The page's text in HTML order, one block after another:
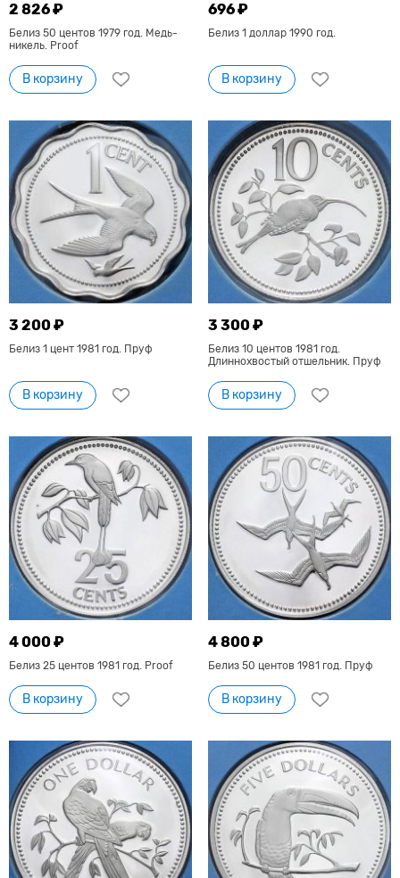
2 826 ₽
Белиз 50 центов 1979 год. Медь-
никель. Proof
В корзину
696 ₽
Белиз 1 доллар 1990 год.
В корзину
3 200 ₽
Белиз 1 цент 1981 год. Пруф
В корзину
3 300 ₽
Белиз 10 центов 1981 год.
Длиннохвостый отшельник. Пруф
В корзину
4 000 ₽
Белиз 25 центов 1981 год. Proof
В корзину
4 800 ₽
Белиз 50 центов 1981 год. Пруф
В корзину